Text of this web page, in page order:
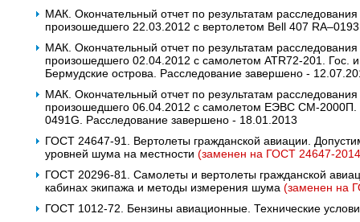
МАК. Окончательный отчет по результатам
произошедшего 22.03.2012 с вертолетом Bell 407
МАК. Окончательный отчет по результатам
произошедшего 02.04.2012 с самолетом ATR72-201. Гос.
Бермудские острова. Расследование завершено -
МАК. Окончательный отчет по результатам
произошедшего 06.04.2012 с самолетом ЕЭВС СМ-2000П.
0491G. Расследование завершено - 18.01.2013
ГОСТ 24647-91. Вертолеты гражданской авиации.
уровней шума на местности (заменен на ГОСТ 24647-
ГОСТ 20296-81. Самолеты и вертолеты гражданской
кабинах экипажа и методы измерения шума (заменен на
ГОСТ 1012-72. Бензины авиационные. Технические